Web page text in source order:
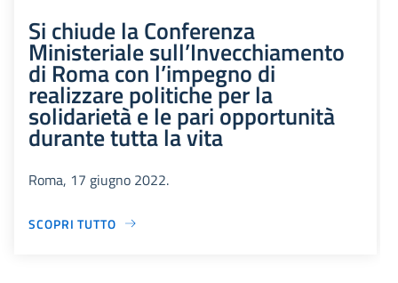
Si chiude la Conferenza
Ministeriale sull’Invecchiamento
di Roma con l’impegno di
realizzare politiche per la
solidarietà e le pari opportunità
durante tutta la vita
Roma, 17 giugno 2022.
SCOPRI TUTTO